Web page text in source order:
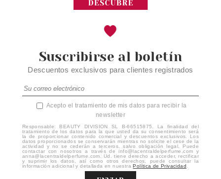
Suscribirse al boletín
Descuentos exclusivos para clientes registrados
Acepto el tratamiento de mis datos para recibir la
newsletter
Responsable: BEAUTY DIVISION SL B-66515875. La finalidad del
tratamiento de los datos para la que usted da su consentimiento será
la de proporcionar contenido comercial y descuentos exclusivos. Los
datos proporcionados se conservarán mientras no solicite el cese de la
actividad y no se cederán a terceros, salvo obligación legal. Puede
contactar con nosotros a través de info@lacentraldelperfume.com y
anna@lacentraldelperfume.com. Ud. tiene derecho a acceder, rectificar
y suprimir los datos, así como otros derechos, puede consultar la
información adicional y detallada en nuestraPolítica de Privacidad